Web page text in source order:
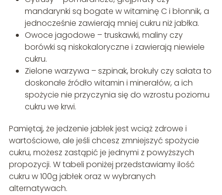
mandarynki są bogate w witaminę C i błonnik, a
jednocześnie zawierają mniej cukru niż jabłka.
Owoce jagodowe – truskawki, maliny czy
borówki są niskokaloryczne i zawierają niewiele
cukru.
Zielone warzywa – szpinak, brokuły czy sałata to
doskonałe źródło witamin i minerałów, a ich
spożycie nie przyczynia się do wzrostu poziomu
cukru we krwi.
Pamiętaj, że jedzenie jabłek jest wciąż zdrowe i
wartościowe, ale jeśli chcesz zmniejszyć spożycie
cukru, możesz zastąpić je jednymi z powyższych
propozycji. W tabeli poniżej przedstawiamy ilość
cukru w 100g jabłek oraz w wybranych
alternatywach.